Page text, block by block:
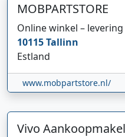
MOBPARTSTORE
Online winkel –
10115Tallinn
Estland
www.mobpartstore.nl/
Vivo